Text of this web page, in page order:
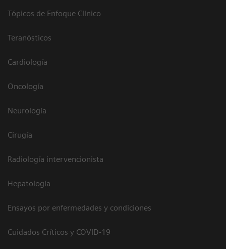
Tópicos de Enfoque Clínico
Teranósticos
Cardiología
Oncología
Neurología
Cirugía
Radiología intervencionista
Hepatología
Ensayos por enfermedades y condiciones
Cuidados Críticos y COVID-19